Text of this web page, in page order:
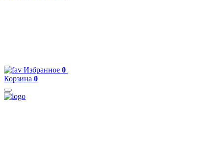
Избранное 0
Корзина 0